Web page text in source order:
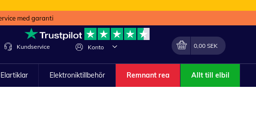
med garanti
Konto Förändra
Min kundvagn
0,00 SEK
Kundservice
Elartiklar Elektroniktillbehör Remnant rea Allt till elbil